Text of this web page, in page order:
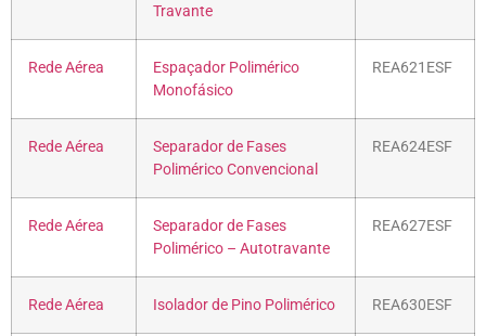
Travante
Rede Aérea
Espaçador Polimérico
Monofásico
REA621ESF
Rede Aérea
Separador de Fases
Polimérico Convencional
REA624ESF
Rede Aérea
Separador de Fases
Polimérico – Autotravante
REA627ESF
Rede Aérea Isolador de Pino Polimérico REA630ESF